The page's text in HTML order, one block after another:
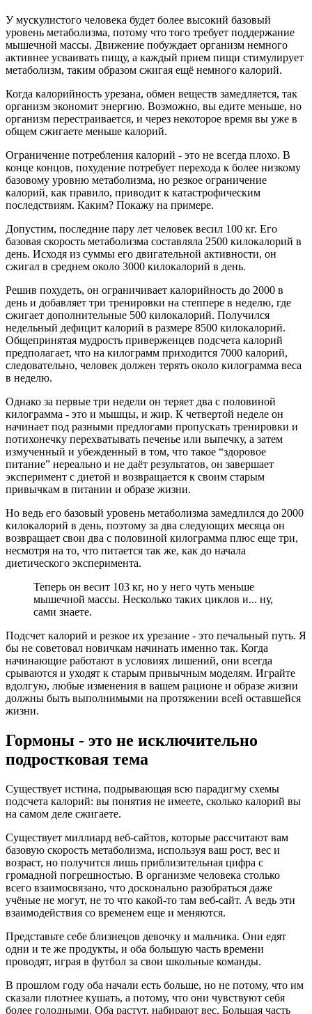
У мускулистого человека будет более высокий базовый
уровень метаболизма, потому что того требует поддержание
мышечной массы. Движение побуждает организм немного
активнее усваивать пищу, а каждый прием пищи стимулирует
метаболизм, таким образом сжигая ещё немного калорий.
Когда калорийность урезана, обмен веществ замедляется, так
организм экономит энергию. Возможно, вы едите меньше, но
организм перестраивается, и через некоторое время вы уже в
общем сжигаете меньше калорий.
Ограничение потребления калорий - это не всегда плохо. В
конце концов, похудение потребует перехода к более низкому
базовому уровню метаболизма, но резкое ограничение
калорий, как правило, приводит к катастрофическим
последствиям. Каким? Покажу на примере.
Допустим, последние пару лет человек весил 100 кг. Его
базовая скорость метаболизма составляла 2500 килокалорий в
день. Исходя из суммы его двигательной активности, он
сжигал в среднем около 3000 килокалорий в день.
Решив похудеть, он ограничивает калорийность до 2000 в
день и добавляет три тренировки на степпере в неделю, где
сжигает дополнительные 500 килокалорий. Получился
недельный дефицит калорий в размере 8500 килокалорий.
Общепринятая мудрость приверженцев подсчета калорий
предполагает, что на килограмм приходится 7000 калорий,
следовательно, человек должен терять около килограмма веса
в неделю.
Однако за первые три недели он теряет два с половиной
килограмма - это и мышцы, и жир. К четвертой неделе он
начинает под разными предлогами пропускать тренировки и
потихонечку перехватывать печенье или выпечку, а затем
измученный и убежденный в том, что такое “здоровое
питание” нереально и не даёт результатов, он завершает
эксперимент с диетой и возвращается к своим старым
привычкам в питании и образе жизни.
Но ведь его базовый уровень метаболизма замедлился до 2000
килокалорий в день, поэтому за два следующих месяца он
возвращает свои два с половиной килограмма плюс еще три,
несмотря на то, что питается так же, как до начала
диетического эксперимента.
Теперь он весит 103 кг, но у него чуть меньше
мышечной массы. Несколько таких циклов и... ну,
сами знаете.
Подсчет калорий и резкое их урезание - это печальный путь. Я
бы не советовал новичкам начинать именно так. Когда
начинающие работают в условиях лишений, они всегда
срываются и уходят к старым привычным моделям. Играйте
вдолгую, любые изменения в вашем рационе и образе жизни
должны быть выполнимыми на протяжении всей оставшейся
жизни.
Гормоны - это не исключительно
подростковая тема
Существует истина, подрывающая всю парадигму схемы
подсчета калорий: вы понятия не имеете, сколько калорий вы
на самом деле сжигаете.
Существует миллиард веб-сайтов, которые рассчитают вам
базовую скорость метаболизма, используя ваш рост, вес и
возраст, но получится лишь приблизительная цифра с
громадной погрешностью. В организме человека столько
всего взаимосвязано, что досконально разобраться даже
учёные не могут, не то что какой-то там веб-сайт. А ведь эти
взаимодействия со временем еще и меняются.
Представьте себе близнецов девочку и мальчика. Они едят
одни и те же продукты, и оба большую часть времени
проводят, играя в футбол за свои школьные команды.
В прошлом году оба начали есть больше, но не потому, что им
сказали плотнее кушать, а потому, что они чувствуют себя
более голодными. Оба растут, набирают вес. Большая часть